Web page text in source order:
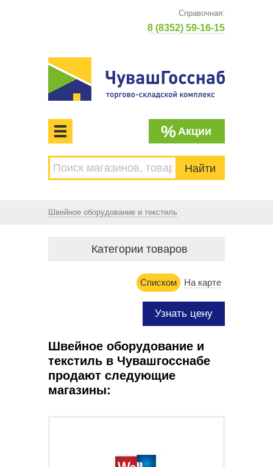
Справочная:
8 (8352) 59-16-15
МЕНЮ
%Акции
Швейное оборудование и текстиль
Категории товаров
На карте
Списком
Узнать цену
Швейное оборудование и
текстиль в Чувашгосснабе
продают следующие
магазины: